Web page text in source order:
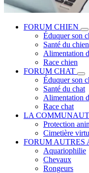
FORUM CHIEN
Éduquer son
Santé du chien
Alimentation
Race chien
FORUM CHAT
Éduquer son
Santé du chat
Alimentation
Race chat
LA
Protection
Cimetière
FORUM AUTRES
Aquariophilie
Chevaux
Rongeurs